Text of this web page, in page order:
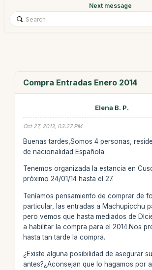
Next message
Compra Entradas Enero 2014
Elena B. P.
Oct 27, 2013, 03:27 PM
Buenas tardes,Somos 4 personas,
de nacionalidad Española.
Tenemos organizada la estancia en
próximo 24/01/14 hasta el 27.
Teníamos pensamiento de comprar de
particular, las entradas a Machupicchu
pero vemos que hasta mediados de
a habilitar la compra para el 2014.Nos
hasta tan tarde la compra.
¿Existe alguna posibilidad de asegurar
antes?¿Aconsejan que lo hagamos por